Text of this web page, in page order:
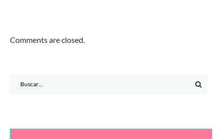
Comments are closed.